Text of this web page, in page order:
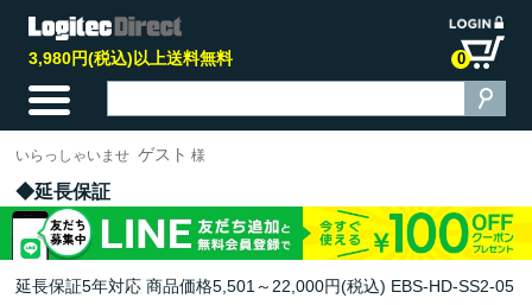
3,980円(税込)以上送料無料 0
いらっしゃいませ ゲスト 様
延長保証
延長保証5年対応 商品価格5,501～22,000円(税込) EBS-HD-SS2-05